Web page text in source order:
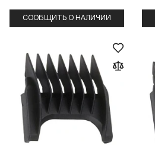
СООБЩИТЬ О НАЛИЧИИ